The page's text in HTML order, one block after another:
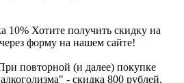
10% Хотите получить скидку на
форму на нашем сайте!
повторной (и далее) покупке
- скидка 800 рублей.